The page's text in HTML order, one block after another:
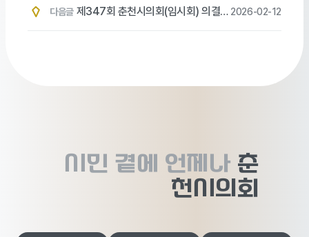
다음글 제347회 춘천시의회(임시회) 의결사 2026-02-12
시민 곁에 언제나 춘
천시의회